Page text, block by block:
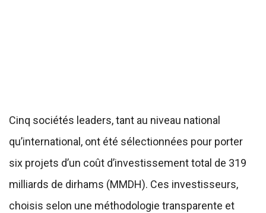
Cinq sociétés leaders, tant au niveau national
qu’international, ont été sélectionnées pour porter
six projets d’un coût d’investissement total de 319
milliards de dirhams (MMDH). Ces investisseurs,
choisis selon une méthodologie transparente et